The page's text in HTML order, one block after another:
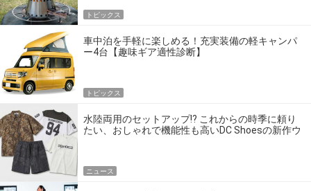
トピックス
車中泊を手軽に楽しめる！充実装備の軽キャンパ
ー4台【趣味ギア適性診断】
トピックス
水陸両用のセットアップ!? これからの時季に頼り
たい、おしゃれで機能性も高いDC Shoesの新作ウ
ニュース